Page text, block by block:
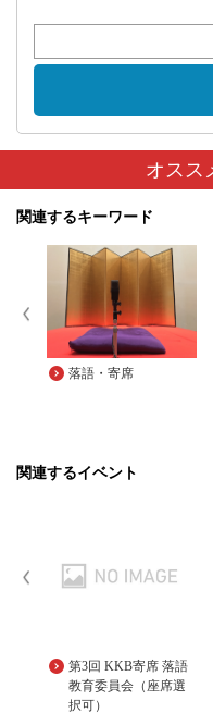
オスス
関連するキーワード
落語・寄席
関連するイベント
第3回 KKB寄席 落語
教育委員会（座席選
択可）